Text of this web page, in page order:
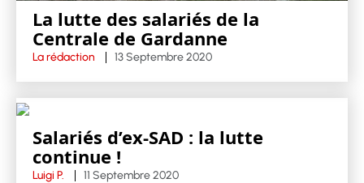
La lutte des salariés de la
Centrale de Gardanne
La rédaction 13 Septembre 2020
Salariés d’ex-SAD : la lutte
continue !
Luigi P. 11 Septembre 2020